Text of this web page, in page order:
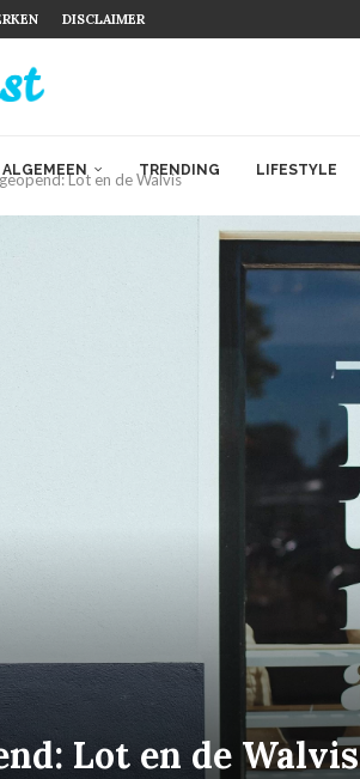
DISCLAIMER
ALGEMEEN TRENDING LIFESTYLE
Lot en de Walvis
Lot en de Walvis